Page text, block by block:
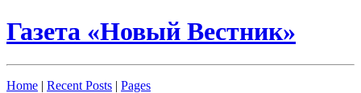
Газета «Новый Вестник»
Home | Recent Posts | Pages